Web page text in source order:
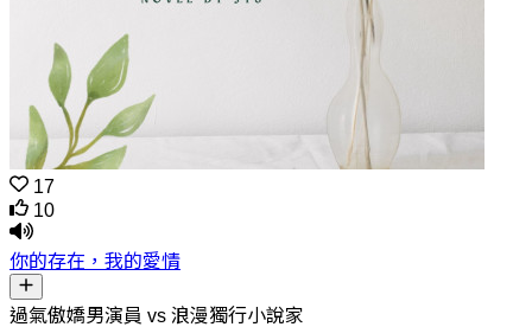
17
10
你的存在，我的愛情
過氣傲嬌男演員 vs 浪漫獨行小說家